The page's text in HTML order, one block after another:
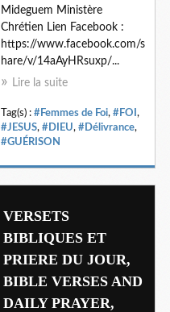
Mideguem Ministère
Chrétien Lien Facebook :
https://www.facebook.com/s
hare/v/14aAyHRsuxp/...
Lire la suite
Tag(s) : #Femmes de Foi, #FOI ,
#JESUS, #DIEU, #Délivrance,
#GUÉRISON
VERSETS
BIBLIQUES ET
PRIERE DU JOUR,
BIBLE VERSES AND
DAILY PRAYER,